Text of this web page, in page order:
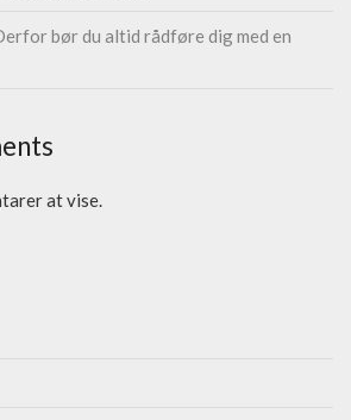
bør du altid rådføre dig med en
at vise.